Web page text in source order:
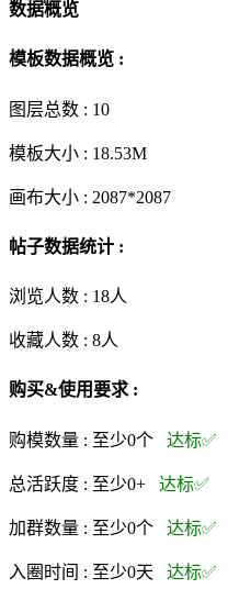
数据概览
模板数据概览 :
图层总数 : 10
模板大小 : 18.53M
画布大小 : 2087*2087
帖子数据统计 :
浏览人数 : 18人
收藏人数 : 8人
购买&使用要求 :
购模数量 : 至少0个 达标✅
总活跃度 : 至少0+ 达标✅
加群数量 : 至少0个 达标✅
入圈时间 : 至少0天 达标✅